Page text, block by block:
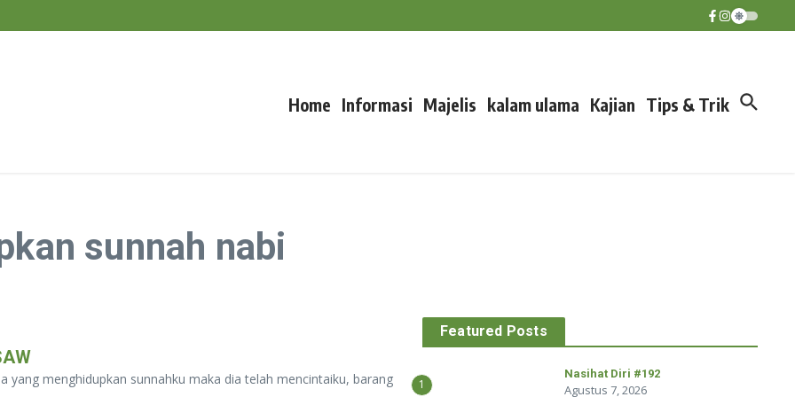
Musim Kemarau
Home Informasi Majelis kalam ulama Kajian Tips & Trik
sunnah nabi
Featured Posts
1
Nasihat Diri #192
Agustus 7, 2026